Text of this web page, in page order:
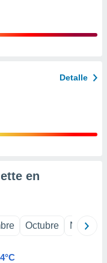
Detalle
en
Octubre